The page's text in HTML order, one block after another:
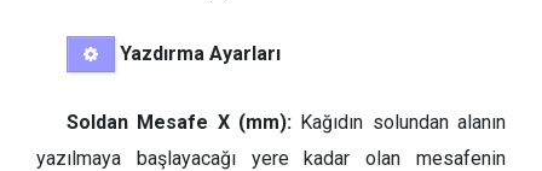
Yazdırma Ayarları
Soldan Mesafe X (mm): Kağıdın solundan alanın
yazılmaya başlayacağı yere kadar olan mesafenin